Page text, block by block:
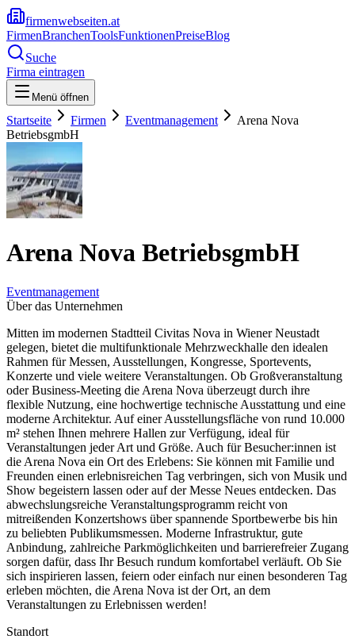
firmenwebseiten.at
FirmenBranchenToolsFunktionenPreiseBlog
Suche
Firma eintragen
Menü öffnen
Startseite Firmen Eventmanagement
Arena Nova
BetriebsgmbH
Arena Nova BetriebsgmbH
Eventmanagement
Über das Unternehmen
Mitten im modernen Stadtteil Civitas Nova in Wiener Neustadt
gelegen, bietet die multifunktionale Mehrzweckhalle den idealen
Rahmen für Messen, Ausstellungen, Kongresse, Sportevents,
Konzerte und viele weitere Veranstaltungen. Ob Großveranstaltung
oder Business-Meeting die Arena Nova überzeugt durch ihre
flexible Nutzung, eine hochwertige technische Ausstattung und eine
moderne Architektur. Auf einer Ausstellungsfläche von rund 10.000
m² stehen Ihnen mehrere Hallen zur Verfügung, ideal für
Veranstaltungen jeder Art und Größe. Auch für Besucher:innen ist
die Arena Nova ein Ort des Erlebens: Sie können mit Familie und
Freunden einen erlebnisreichen Tag verbringen, sich von Musik und
Show begeistern lassen oder auf der Messe Neues entdecken. Das
abwechslungsreiche Veranstaltungsprogramm reicht von
mitreißenden Konzertshows über spannende Sportbewerbe bis hin
zu beliebten Publikumsmessen. Moderne Infrastruktur, gute
Anbindung, zahlreiche Parkmöglichkeiten und barrierefreier Zugang
sorgen dafür, dass Ihr Besuch rundum komfortabel verläuft. Ob Sie
sich inspirieren lassen, feiern oder einfach nur einen besonderen Tag
erleben möchten, die Arena Nova ist der Ort, an dem
Veranstaltungen zu Erlebnissen werden!
Standort